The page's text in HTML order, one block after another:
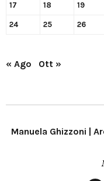
17 18 19
24 25 26
« Ago Ott »
Manuela Ghizzoni |